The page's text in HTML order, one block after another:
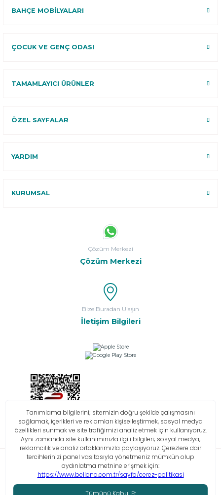
BAHÇE MOBİLYALARI
ÇOCUK VE GENÇ ODASI
TAMAMLAYICI ÜRÜNLER
ÖZEL SAYFALAR
YARDIM
KURUMSAL
Çözüm Merkezi
Çözüm Merkezi
Bize Buradan Ulaşın
İletişim Bilgileri
Bilgi Toplumu Hizmetleri KVKK Çerez Politikası İşlem Rehberi